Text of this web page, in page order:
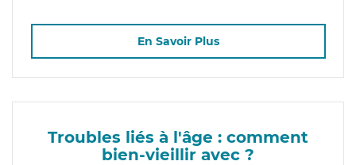
En Savoir Plus
Troubles liés à l'âge : comment
bien-vieillir avec ?